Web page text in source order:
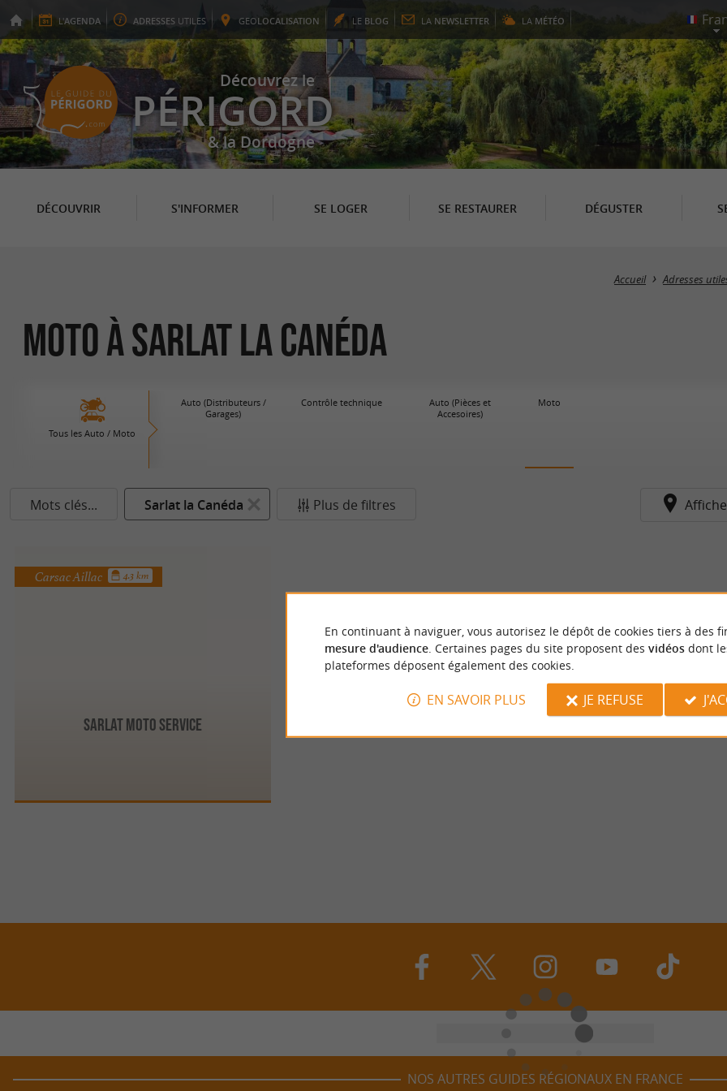
L'AGENDA ADRESSES UTILES GEOLOCALISATION LE BLOG LA NEWSLETTER LA MÉTÉO
Découvrez le
PÉRIGORD
& la Dordogne
DÉCOUVRIR S'INFORMER SE LOGER SE RESTAURER DÉGUSTER
Accueil Adresses
Moto à Sarlat la Canéda
Tous les Auto / Moto
Auto (Distributeurs /
Garages)
Contrôle technique
Auto (Pièces et
Accesoires)
Moto
Mots clés... Sarlat la Canéda Plus de filtres
Sarlat Moto Service
Carsac Aillac 4.3 km
NOS AUTRES GUIDES RÉGIONAUX EN FRANCE
En continuant à naviguer, vous autorisez le dépôt de cookies tiers à des
mesure d'audience. Certaines pages du site proposent des vidéosdont
plateformes déposent également des cookies.
EN SAVOIR PLUS JE REFUSE